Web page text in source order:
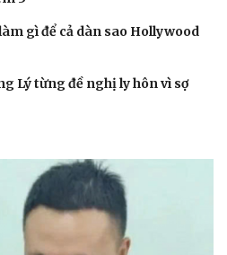
gì để cả dàn sao Hollywood
Lý từng đề nghị ly hôn vì sợ